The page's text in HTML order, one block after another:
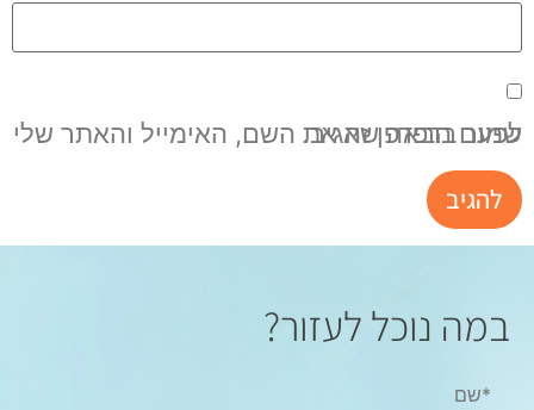
שמור בדפדפן זה את השם, האימייל והאתר שלי לפעם הבאה שאגיב.
במה נוכל לעזור?